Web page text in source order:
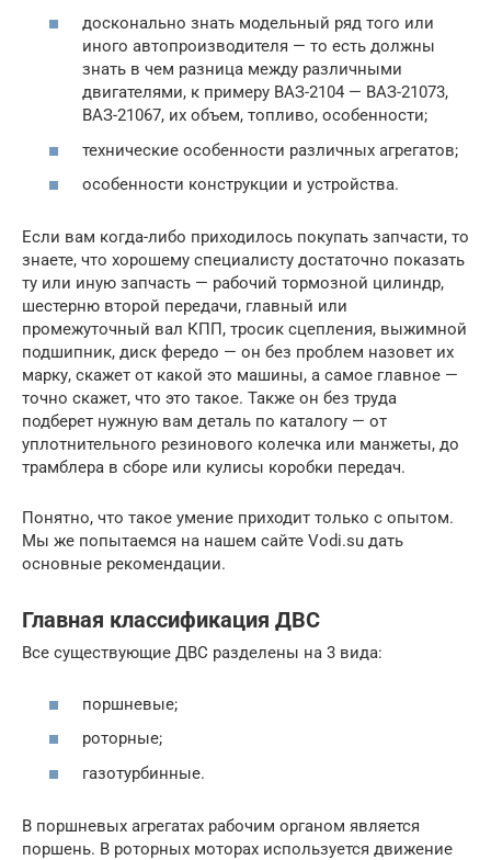
досконально знать модельный ряд того или
иного автопроизводителя — то есть должны
знать в чем разница между различными
двигателями, к примеру ВАЗ-2104 — ВАЗ-21073,
ВАЗ-21067, их объем, топливо, особенности;
технические особенности различных агрегатов;
особенности конструкции и устройства.
Если вам когда-либо приходилось покупать запчасти, то
знаете, что хорошему специалисту достаточно показать
ту или иную запчасть — рабочий тормозной цилиндр,
шестерню второй передачи, главный или
промежуточный вал КПП, тросик сцепления, выжимной
подшипник, диск фередо — он без проблем назовет их
марку, скажет от какой это машины, а самое главное —
точно скажет, что это такое. Также он без труда
подберет нужную вам деталь по каталогу — от
уплотнительного резинового колечка или манжеты, до
трамблера в сборе или кулисы коробки передач.
Понятно, что такое умение приходит только с опытом.
Мы же попытаемся на нашем сайте Vodi.su дать
основные рекомендации.
Главная классификация ДВС
Все существующие ДВС разделены на 3 вида:
поршневые;
роторные;
газотурбинные.
В поршневых агрегатах рабочим органом является
поршень. В роторных моторах используется движение